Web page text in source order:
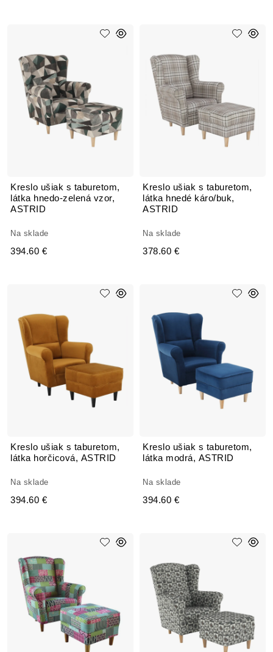
Kreslo ušiak s taburetom,
látka hnedo-zelená vzor,
ASTRID
Na sklade
394.60 €
Kreslo ušiak s taburetom,
látka hnedé káro/buk,
ASTRID
Na sklade
378.60 €
Kreslo ušiak s taburetom,
látka horčicová, ASTRID
Na sklade
394.60 €
Kreslo ušiak s taburetom,
látka modrá, ASTRID
Na sklade
394.60 €